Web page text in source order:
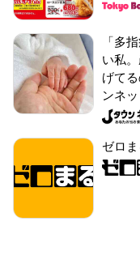
「多
い私
げて
ンネッ
ゼロま